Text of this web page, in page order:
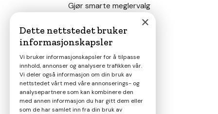
Gjør smarte meglervalg
Magasin
Nyheter
Om oss
×
Dette nettstedet bruker
informasjonskapsler
Vi bruker informasjonskapsler for å tilpasse
innhold, annonser og analysere trafikken vår.
Vi deler også informasjon om din bruk av
nettstedet vårt med våre annonserings- og
analysepartnere som kan kombinere den
med annen informasjon du har gitt dem eller
som de har samlet inn fra din bruk av